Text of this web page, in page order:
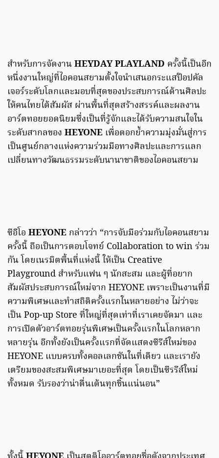
สำหรับการจัดงานHEYDAY PLAYLAND ครั้งนี้เป็นอีก
หนึ่งงานใหญ่ที่ไอคอนสยามตั้งใจนำเสนอกระแสป๊อปคัล
เจอร์ระดับโลกและมอบที่สุดของประสบการณ์ด้านศิลปะ
ให้คนไทยได้สัมผัส ผ่านพื้นที่สุดสร้างสรรค์และผลงาน
อาร์ตทอยยอดนิยมซึ่งเป็นที่รู้จักและได้รับความสนใจใน
ระดับสากลของ HEYONE เพื่อตอกย้ำความมุ่งมั่นสู่การ
เป็นศูนย์กลางแห่งความร่วมมือทางศิลปะและการแลก
เปลี่ยนทางวัฒนธรรมระดับนานาชาติของไอคอนสยาม
ซีอีโอ HEYONE กล่าวว่า “การจับมือร่วมกับไอคอนสยาม
ครั้งนี้ ถือเป็นการตอบโจทย์ Collaboration to win ร่วม
กัน โดยเนรมิตพื้นที่แห่งนี้ ให้เป็น Creative
Playground สำหรับแฟน ๆ นักสะสม และผู้ที่อยาก
สัมผัสประสบการณ์ใหม่จาก HEYONE เพราะเป็นงานที่มี
ความพิเศษและทำสถิติครั้งแรกในหลายอย่าง ไม่ว่าจะ
เป็น Pop-up Store ที่ใหญ่ที่สุดเท่าที่เราเคยจัดมา และ
การเปิดตัวอาร์ตทอยรุ่นพิเศษเป็นครั้งแรกในโลกหลาก
หลายรุ่น อีกทั้งยังเป็นครั้งแรกที่จัดแสดงซีรีส์ใหม่ของ
HEYONE แบบครบทั้งคอลเลกชันในที่เดียว และเรายัง
เตรียมของสะสมพิเศษมาเยอะที่สุด โดยเป็นซีรรีส์ใหม่
ทั้งหมด รับรองว่าน่าตื่นเต้นทุกชิ้นแน่นอน”